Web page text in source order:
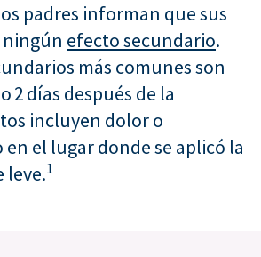
padres informan que sus
efecto secundario.
más comunes son
2 días después de la
incluyen dolor o
el lugar donde se aplicó la
leve.1